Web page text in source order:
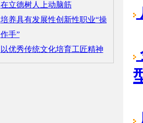
在立德树人上动脑筋
培养具有发展性创新性职业“操
作手”
以优秀传统文化培育工匠精神